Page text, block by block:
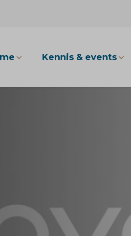
Kennis & events